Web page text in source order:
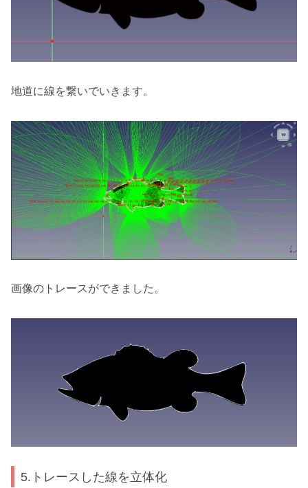
地道に線を繋いでいきます。
画像のトレースができました。
5.トレースした線を立体化